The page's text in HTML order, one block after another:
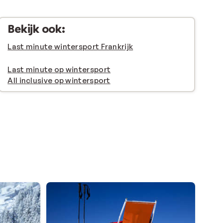
Bekijk ook:
Last minute wintersport Frankrijk
Last minute op wintersport
All inclusive op wintersport